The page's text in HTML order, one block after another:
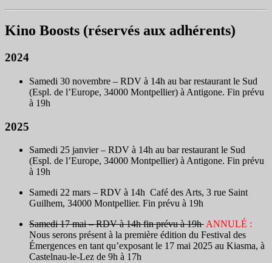
Kino Boosts (réservés aux adhérents)
2024
Samedi 30 novembre – RDV à 14h au bar restaurant le Sud
(Espl. de l’Europe, 34000 Montpellier) à Antigone. Fin prévu
à 19h
2025
Samedi 25 janvier – RDV à 14h au bar restaurant le Sud
(Espl. de l’Europe, 34000 Montpellier) à Antigone. Fin prévu
à 19h
Samedi 22 mars – RDV à 14h Café des Arts, 3 rue Saint
Guilhem, 34000 Montpellier. Fin prévu à 19h
Samedi 17 mai – RDV à 14h fin prévu à 19h ANNULÉ :
Nous serons présent à la première édition du Festival des
Émergences en tant qu’exposant le 17 mai 2025 au Kiasma, à
Castelnau-le-Lez de 9h à 17h